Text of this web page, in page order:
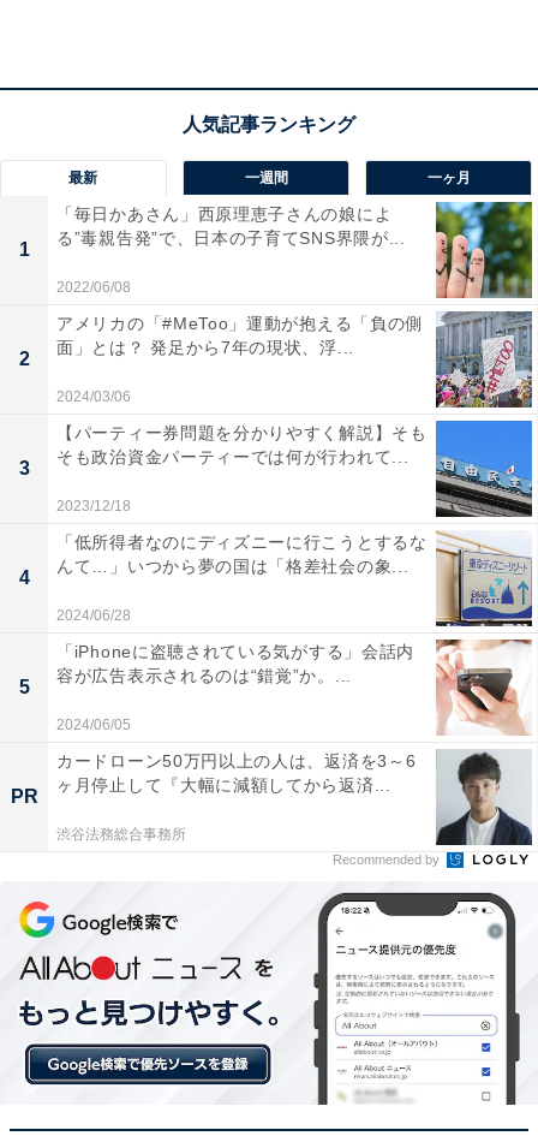
この部分、日本とオランダでは、大きく違うと思いま
ィーの違いが関係していると私は考えています。
日本の「和」の文化が、ときに……
心理学の研究で、日本人と欧米人は、自己観の捉え方が
違うことが分かっています。日本人は、「相互協調的自
己観」、欧米人は、「相互独立的自己観」。日本人は、
他者となじんでいる、上手くやっていると感じると、
「自分は価値ある人間だ」と見なす傾向があります。和
の文化です。一方、欧米の人は、自分の特色や「らし
さ」に自己の価値を見出します。よって、欧米人にとっ
ては、他者との違いが「自分らしさ」になるのに、日本
人にとっては、それが逆に不安や劣等感の原因になって
最新 一週間 一ヶ月
1
「毎日かあさん」西原理恵子さんの娘によ
る”毒親告発”で、日本の子育てSNS界隈が...
2022/06/08
2
アメリカの「#MeToo」運動が抱える「負の側
面」とは？ 発足から7年の現状、浮...
2024/03/06
3
【パーティー券問題を分かりやすく解説】そも
そも政治資金パーティーでは何が行われて...
2023/12/18
4
「低所得者なのにディズニーに行こうとするな
んて…」いつから夢の国は「格差社会の象...
2024/06/28
5
「iPhoneに盗聴されている気がする」会話内
容が広告表示されるのは“錯覚”か。...
2024/06/05
PR
カードローン50万円以上の人は、返済を3～6
ヶ月停止して『大幅に減額してから返済...
渋谷法務総合事務所
Recommended by